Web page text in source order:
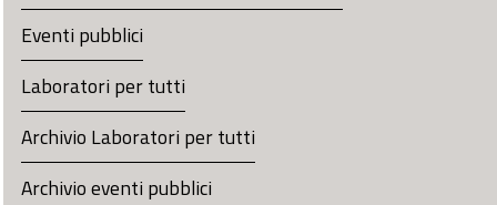
Eventi pubblici
Laboratori per tutti
Archivio Laboratori per tutti
Archivio eventi pubblici